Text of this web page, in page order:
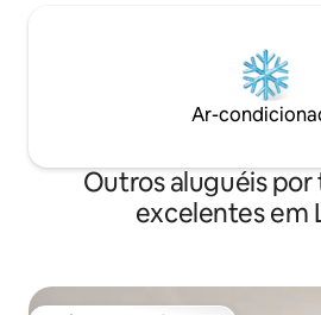
Ar-
Outros aluguéis
excelentes em